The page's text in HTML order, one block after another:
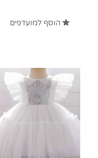
הוסף למועדפים